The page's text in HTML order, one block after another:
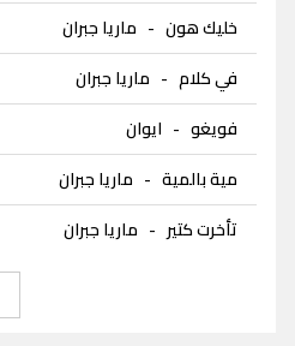
خليك هون - ماريا جبران
في كلام - ماريا جبران
فويغو - ايوان
مية بالمية - ماريا جبران
تأخرت كتير - ماريا جبران